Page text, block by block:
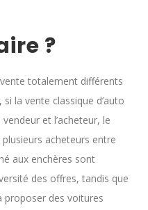
?
totalement différents
la vente classique d’auto
et l’acheteur, le
acheteurs entre
aux enchères sont
des offres, tandis que
proposer des voitures